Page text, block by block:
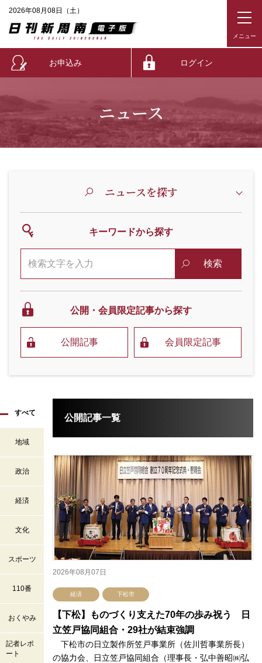
2026年08月08日（土）
お申込み ログイン
ニュース
ニュースを探す
キーワードから探す
検索
公開・会員限定記事から探す
公開記事 会員限定記事
すべて
地域
政治
経済
文化
スポーツ
110番
おくやみ
記者レポ
ート
公開記事一覧
2026年08月07日
経済 下松市
【下松】ものづくり支えた70年の歩み祝う 日
立笠戸協同組合・29社が結束強調
下松市の日立製作所笠戸事業所（佐川哲事業所長）
の協力会、日立笠戸協同組合（理事長・弘中善昭㈱弘